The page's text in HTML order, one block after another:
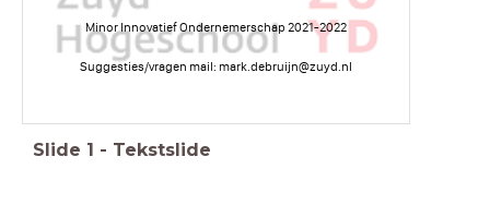
Minor Innovatief Ondernemerschap 2021-2022
Suggesties/vragen mail: mark.debruijn@zuyd.nl
Slide 1 - Tekstslide